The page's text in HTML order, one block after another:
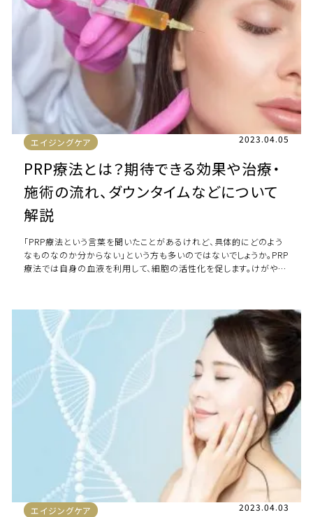
エイジングケア 2023.04.05
PRP療法とは？期待できる効果や治療・
施術の流れ、ダウンタイムなどについて
解説
「PRP療法という言葉を聞いたことがあるけれど、具体的にどのよう
なものなのか分からない」という方も多いのではないでしょうか。PRP
療法では自身の血液を利用して、細胞の活性化を促します。けがや体
エイジングケア 2023.04.03